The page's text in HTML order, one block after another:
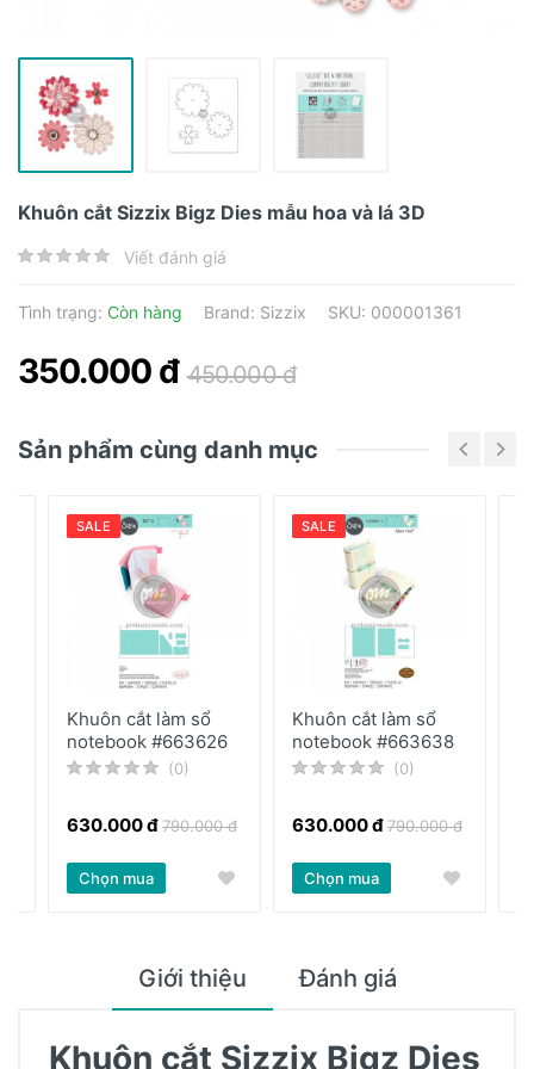
Khuôn cắt Sizzix Bigz Dies mẫu hoa và lá 3D
Viết đánh giá
Tình trạng: Còn hàng Brand: Sizzix SKU: 000001361
350.000 đ 450.000 đ
Sản phẩm cùng danh mục
SALE
Khuôn cắt làm sổ
notebook #663626
(0)
630.000 đ790.000 đ
Chọn mua
SALE
Khuôn cắt làm sổ
notebook #663638
(0)
630.000 đ790.000 đ
Chọn mua
Giới thiệu Đánh giá
Khuôn cắt Sizzix Bigz Dies